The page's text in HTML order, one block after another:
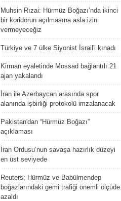
Muhsin Rızai: Hürmüz Boğazı’nda ikinci
bir koridorun açılmasına asla izin
vermeyeceğiz
Türkiye ve 7 ülke Siyonist İsrail'i kınadı
Kirman eyaletinde Mossad bağlantılı 21
ajan yakalandı
İran ile Azerbaycan arasında spor
alanında işbirliği protokolü imzalanacak
Pakistan'dan “Hürmüz Boğazı”
açıklaması
İran Ordusu’nun savaşa hazırlık düzeyi
en üst seviyede
Reuters: Hürmüz ve Babülmendep
boğazlarındaki gemi trafiği önemli ölçüde
azaldı